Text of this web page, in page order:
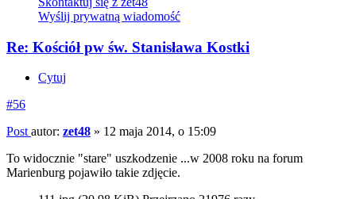
Wyślij prywatną wiadomość
Re: Kościół pw św. Stanisława Kostki
Cytuj
#56
Post autor: zet48 » 12 maja 2014, o 15:09
To widocznie "stare" uszkodzenie ...w 2008 roku na forum
Marienburg pojawiło takie zdjęcie.